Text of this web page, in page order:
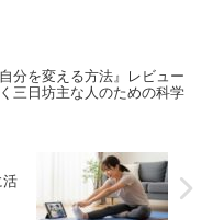
自分を変える方法』レビュー
三日坊主な人のための科学
活